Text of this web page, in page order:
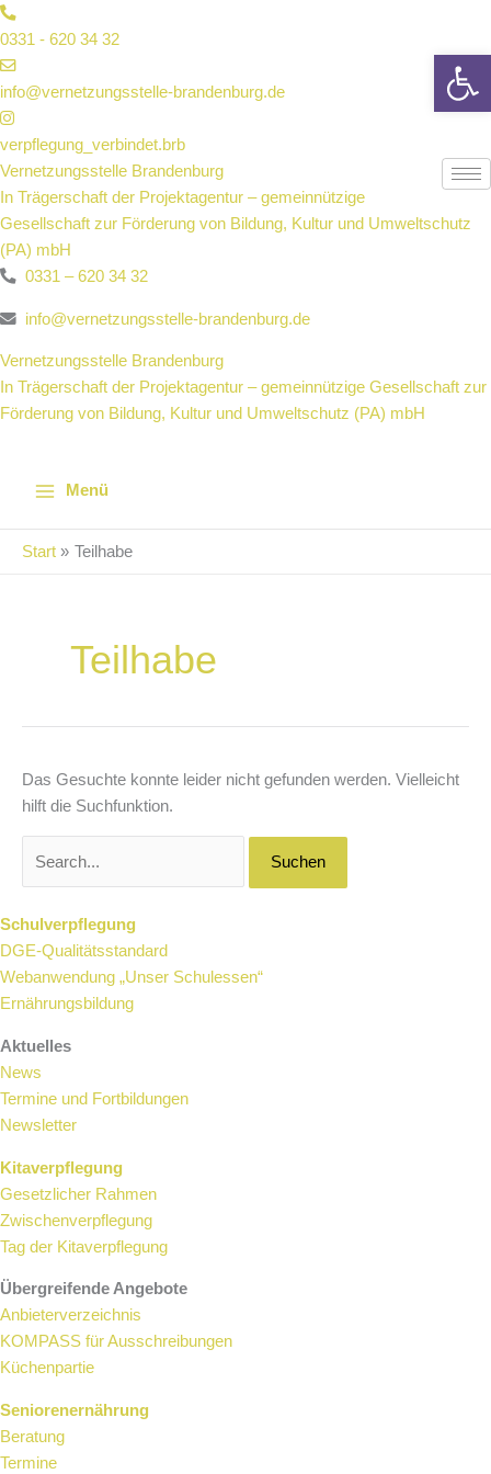
Zum
Inhalt
springen
0331 - 620 34 32
info@vernetzungsstelle-brandenburg.de
verpflegung_verbindet.brb
Vernetzungsstelle Brandenburg
In Trägerschaft der Projektagentur – gemeinnützige
Gesellschaft zur Förderung von Bildung, Kultur und Umweltschutz
(PA) mbH
0331 – 620 34 32
info@vernetzungsstelle-brandenburg.de
Vernetzungsstelle Brandenburg
In Trägerschaft der Projektagentur – gemeinnützige Gesellschaft zur
Förderung von Bildung, Kultur und Umweltschutz (PA) mbH
Menü
Start Teilhabe
Teilhabe
Das Gesuchte konnte leider nicht gefunden werden. Vielleicht
hilft die Suchfunktion.
Schulverpflegung
DGE-Qualitätsstandard
Webanwendung „Unser Schulessen“
Ernährungsbildung
Aktuelles
News
Termine und Fortbildungen
Newsletter
Kitaverpflegung
Gesetzlicher Rahmen
Zwischenverpflegung
Tag der Kitaverpflegung
Übergreifende Angebote
Anbieterverzeichnis
KOMPASS für Ausschreibungen
Küchenpartie
Seniorenernährung
Beratung
Termine